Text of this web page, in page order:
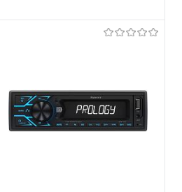
В избранное